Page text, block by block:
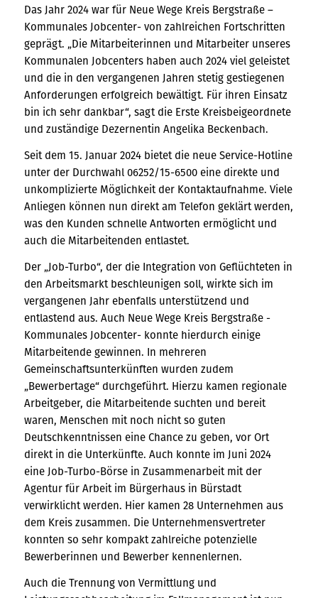
Das Jahr 2024 war für Neue Wege Kreis Bergstraße –
Kommunales Jobcenter- von zahlreichen Fortschritten
geprägt. „Die Mitarbeiterinnen und Mitarbeiter unseres
Kommunalen Jobcenters haben auch 2024 viel geleistet
und die in den vergangenen Jahren stetig gestiegenen
Anforderungen erfolgreich bewältigt. Für ihren Einsatz
bin ich sehr dankbar“, sagt die Erste Kreisbeigeordnete
und zuständige Dezernentin Angelika Beckenbach.
Seit dem 15. Januar 2024 bietet die neue Service-Hotline
unter der Durchwahl 06252/15-6500 eine direkte und
unkomplizierte Möglichkeit der Kontaktaufnahme. Viele
Anliegen können nun direkt am Telefon geklärt werden,
was den Kunden schnelle Antworten ermöglicht und
auch die Mitarbeitenden entlastet.
Der „Job-Turbo“, der die Integration von Geflüchteten in
den Arbeitsmarkt beschleunigen soll, wirkte sich im
vergangenen Jahr ebenfalls unterstützend und
entlastend aus. Auch Neue Wege Kreis Bergstraße -
Kommunales Jobcenter- konnte hierdurch einige
Mitarbeitende gewinnen. In mehreren
Gemeinschaftsunterkünften wurden zudem
„Bewerbertage“ durchgeführt. Hierzu kamen regionale
Arbeitgeber, die Mitarbeitende suchten und bereit
waren, Menschen mit noch nicht so guten
Deutschkenntnissen eine Chance zu geben, vor Ort
direkt in die Unterkünfte. Auch konnte im Juni 2024
eine Job-Turbo-Börse in Zusammenarbeit mit der
Agentur für Arbeit im Bürgerhaus in Bürstadt
verwirklicht werden. Hier kamen 28 Unternehmen aus
dem Kreis zusammen. Die Unternehmensvertreter
konnten so sehr kompakt zahlreiche potenzielle
Bewerberinnen und Bewerber kennenlernen.
Auch die Trennung von Vermittlung und